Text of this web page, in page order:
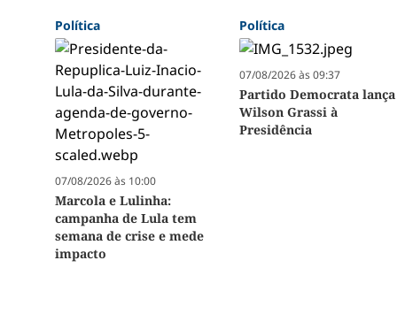
Política
07/08/2026 às 10:00
Marcola e Lulinha:
campanha de Lula tem
semana de crise e mede
impacto
Política
07/08/2026 às 09:37
Partido Democrata lança
Wilson Grassi à
Presidência